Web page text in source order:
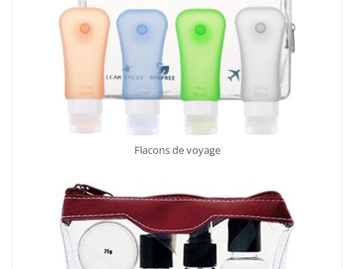
Flacons de voyage